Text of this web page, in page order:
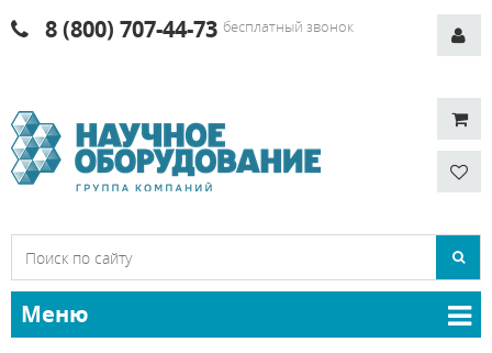
8 (800) 707-44-73 бесплатный звонок
Меню